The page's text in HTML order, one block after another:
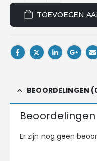
TOEVOEGEN
BEOORDELINGEN
Beoordelingen
Er zijn nog geen